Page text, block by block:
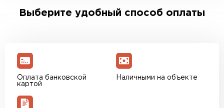
Выберите удобный способ оплаты
Оплата банковской
картой
Наличными на объекте